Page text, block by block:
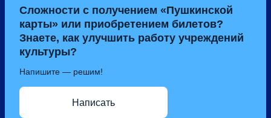
Сложности с получением «Пушкинской
карты» или приобретением билетов?
Знаете, как улучшить работу учреждений
культуры?
Напишите — решим!
Написать